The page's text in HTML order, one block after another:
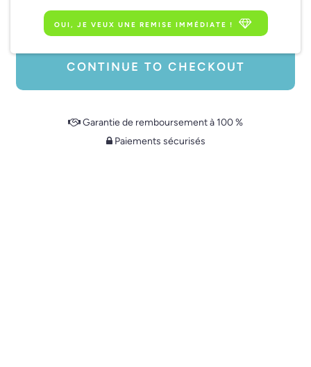
E-mail
CONTINUE TO CHECKOUT
Garantie de remboursement à 100 %
Paiements sécurisés
OUI, JE VEUX UNE REMISE IMMÉDIATE !